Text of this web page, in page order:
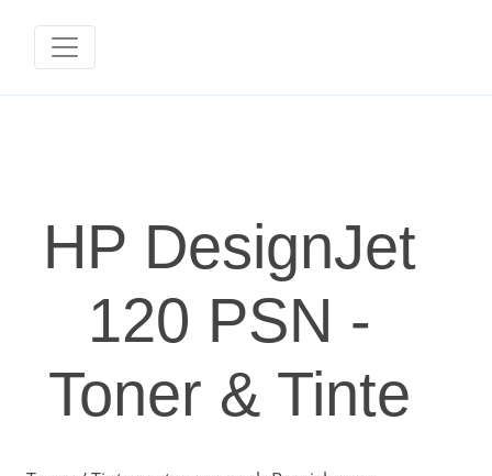
HP DesignJet
120 PSN -
Toner & Tinte